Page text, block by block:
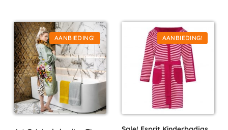
AANBIEDING! AANBIEDING!